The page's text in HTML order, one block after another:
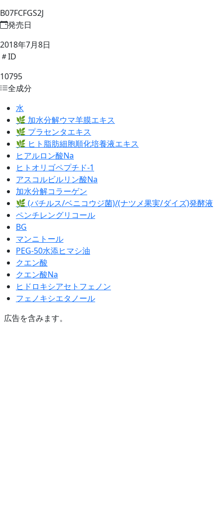
B07FCFGS2J
発売日
2018年7月8日
ID
10795
全成分
水
🌿 加水分解ウマ羊膜エキス
🌿 プラセンタエキス
🌿 ヒト脂肪細胞順化培養液エキス
ヒアルロン酸Na
ヒトオリゴペプチド-1
アスコルビルリン酸Na
加水分解コラーゲン
🌿 (バチルス/ベニコウジ菌)/(ナツメ果実/ダイズ)発酵液
ペンチレングリコール
BG
マンニトール
PEG-50水添ヒマシ油
クエン酸
クエン酸Na
ヒドロキシアセトフェノン
フェノキシエタノール
広告を含みます。